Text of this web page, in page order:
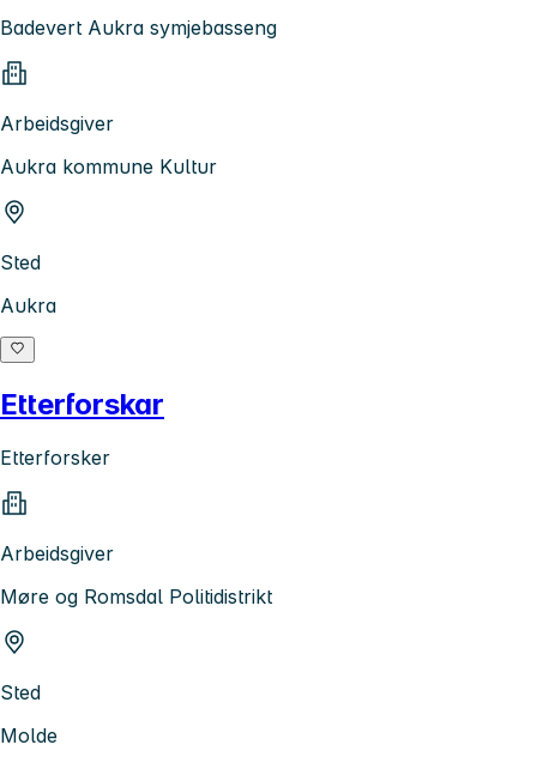
Badevert Aukra symjebasseng
Arbeidsgiver
Aukra kommune Kultur
Sted
Aukra
Etterforskar
Etterforsker
Arbeidsgiver
Møre og Romsdal Politidistrikt
Sted
Molde